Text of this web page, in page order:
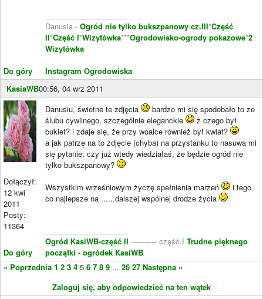
Do góry
Danusia - Ogród nie tylko bukszpanowy cz.III*Część
II*Część I*Wizytówka***Ogrodowisko-ogrody pokazowe*2
Wizytówka
Instagram Ogrodowiska
KasiaWB00:56, 04 wrz 2011
Dołączył:
12 kwi
2011
Posty:
11364
Do góry
Danusiu, świetne te zdjęcia
bardzo mi się spodobało to ze
ślubu cywilnego, szczególnie eleganckie
z czego był
bukiet? i zdaje się, że przy woalce również był kwiat?
a jak patrzę na to zdjęcie (chyba) na przystanku to nasuwa mi
się pytanie: czy już wtedy wiedziałaś, że będzie ogród nie
tylko bukszpanowy?
Wszystkim wrześniowym życzę spełnienia marzeń
i tego
co najlepsze na ......dalszej wspólnej drodze życia
Ogród KasiWB-część II ----------- część I Trudne pięknego
początki - ogródek KasiWB
« Poprzednia 1 2 3 4 5 6 7 8 9 ... 26 27 Następna »
Zaloguj się, aby odpowiedzieć na ten wątek